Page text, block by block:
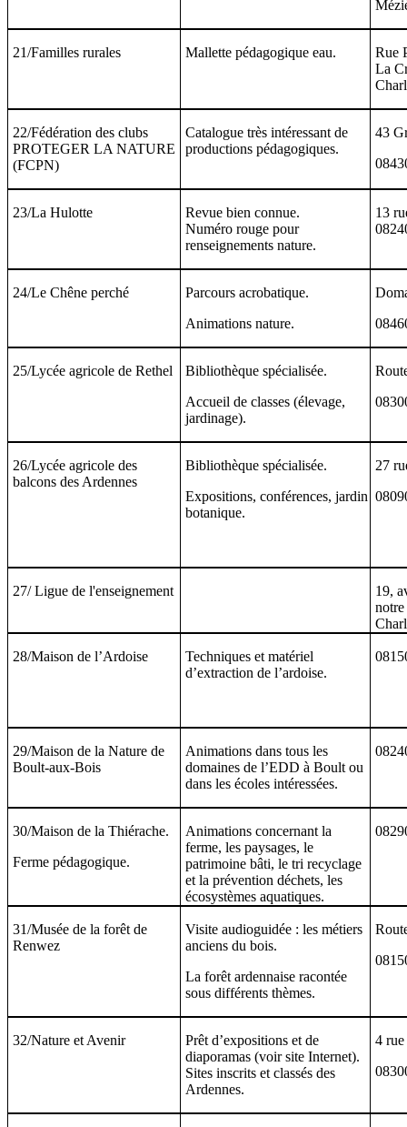
21/Familles rurales Mallette pédagogique eau.
Rue
La
22/Fédération des clubs
PROTEGER LA NATURE
(FCPN)
Catalogue très intéressant de
productions pédagogiques.
43
23/La Hulotte
Revue bien connue.
Numéro rouge pour
renseignements nature.
13
24/Le Chêne perché
Parcours acrobatique.
Animations nature.
25/Lycée agricole de Rethel
Bibliothèque spécialisée.
Accueil de classes (élevage,
jardinage).
26/Lycée agricole des
balcons des Ardennes
Bibliothèque spécialisée.
Expositions, conférences, jardin
botanique.
27
27/ Ligue de l'enseignement
19,
28/Maison de l’Ardoise
Techniques et matériel
d’extraction de l’ardoise.
29/Maison de la Nature de
Boult-aux-Bois
Animations dans tous les
domaines de l’EDD à Boult ou
dans les écoles intéressées.
30/Maison de la Thiérache.
Ferme pédagogique.
Animations concernant la
ferme, les paysages, le
patrimoine bâti, le tri recyclage
et la prévention déchets, les
écosystèmes aquatiques.
31/Musée de la forêt de
Renwez
Visite audioguidée : les métiers
anciens du bois.
La forêt ardennaise racontée
sous différents thèmes.
32/Nature et Avenir
Prêt d’expositions et de
diaporamas (voir site Internet).
Sites inscrits et classés des
Ardennes.
4